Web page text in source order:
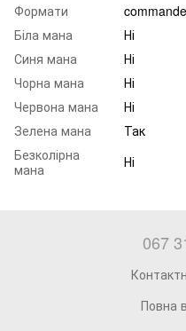
Формати
Біла мана
Ні
Синя мана
Ні
Чорна мана
Ні
Червона мана
Ні
Зелена мана
Так
Безколірна
мана
Ні
067
Повна